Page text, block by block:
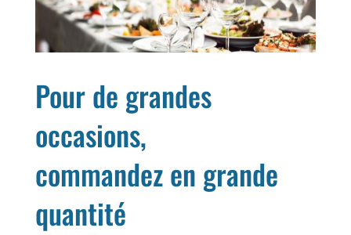
Pour de grandes
occasions,
commandez en grande
quantité